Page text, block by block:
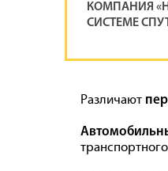
КОМПАНИЯ
СИСТЕМЕ
Различают